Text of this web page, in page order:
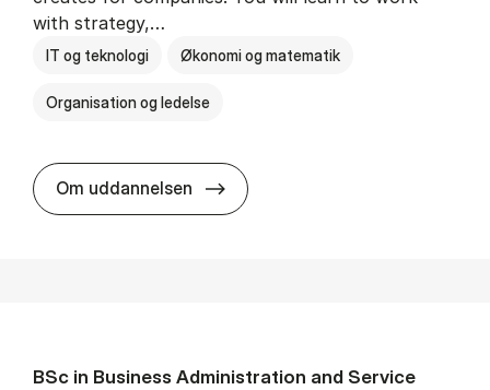
with strategy,…
IT og teknologi Økonomi og matematik
Organisation og ledelse
Om uddannelsen BSc in Busi­ness Ad­min­is­tra­tion
BSc in Busi­ness Ad­min­is­tra­tion and Ser­vice